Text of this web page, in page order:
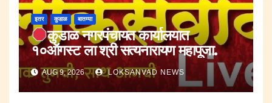
इतर कुडाळ बातम्या
कुडाळ नगरपंचायत कार्यालयात
१०ऑगस्ट ला श्री सत्यनारायण महापूजा.
AUG 9, 2026 LOKSANVAD NEWS